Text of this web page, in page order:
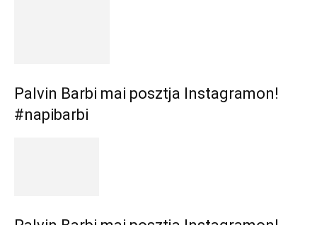
Palvin Barbi mai posztja Instagramon!
#napibarbi